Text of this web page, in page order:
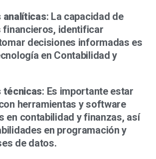
analíticas: La capacidad de
financieros, identificar
decisiones informadas es
en Contabilidad y
técnicas: Es importante estar
herramientas y software
en contabilidad y finanzas, así
en programación y
de datos.